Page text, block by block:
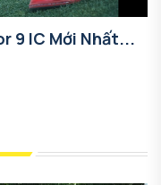
9 IC Mới Nhất...